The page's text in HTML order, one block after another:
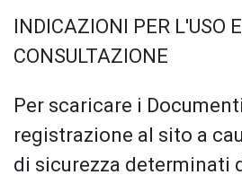
INDICAZIONI PER L'USO
CONSULTAZIONE
Per scaricare i
registrazione al sito a
di sicurezza determinati